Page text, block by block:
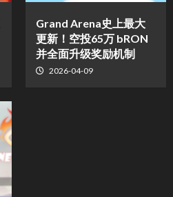
Grand Arena史上最大
更新！空投65万 bRON
并全面升级奖励机制
2026-04-09